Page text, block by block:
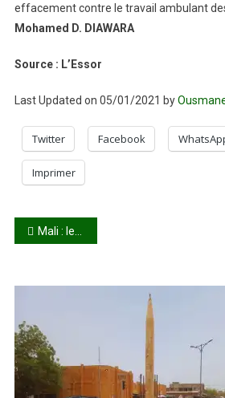
effacement contre le travail ambulant
Mohamed D. DIAWARA
Source : L’Essor
Last Updated on 05/01/2021 by
Twitter Facebook
Imprimer
Navigation
l’article
Mali : les écoles resteront fermées jusqu’au 24 janvier 2021